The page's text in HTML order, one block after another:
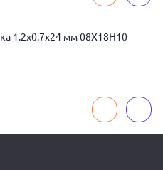
1.2x0.7x24 мм 08Х18Н10